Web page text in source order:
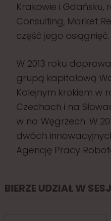
Krakowie i Gdańsku,
Consulting, Market
część jego osiągnięć.
W 2013 roku
grupą kapitałową
Kolejnym krokiem w
Czechach i na
w na Węgrzech. W
dwóch
Agencję Pracy
BIERZE UDZIAŁ W